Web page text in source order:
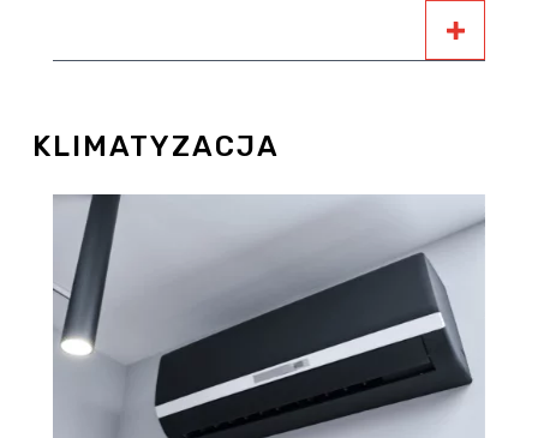
KLIMATYZACJA